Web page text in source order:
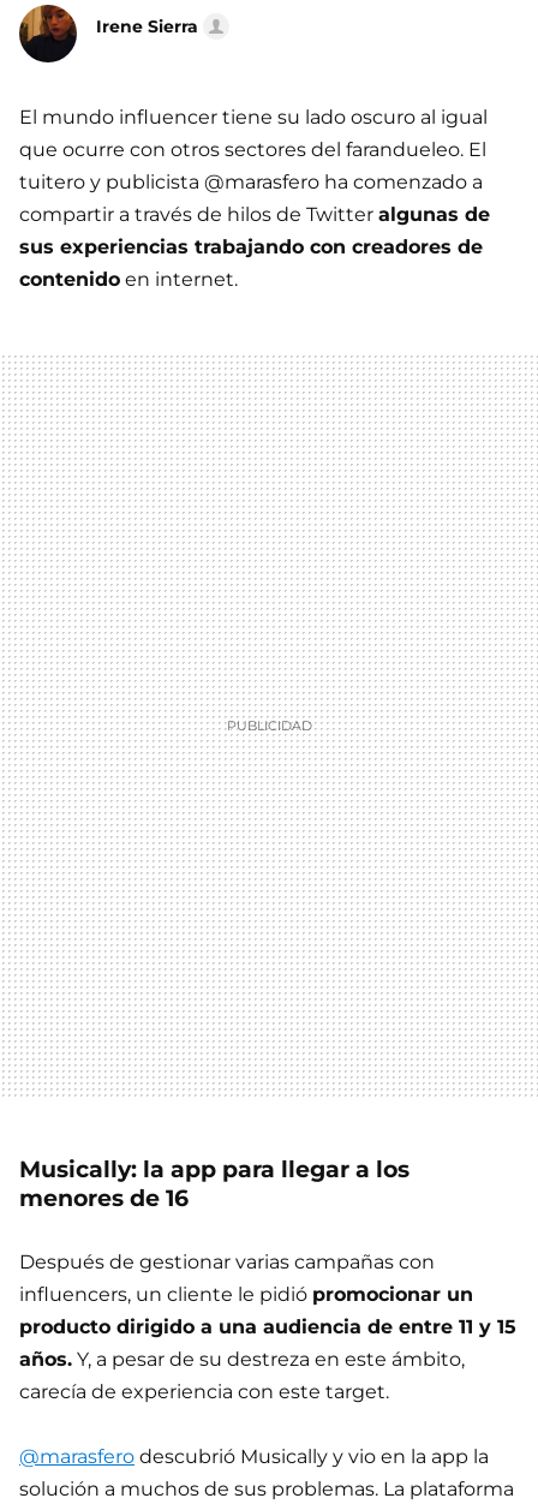
Irene Sierra
El mundo influencer tiene su lado oscuro al igual
que ocurre con otros sectores del farandueleo. El
tuitero y publicista @marasfero ha comenzado a
compartir a través de hilos de Twitter algunas de
sus experiencias trabajando con creadores de
contenido en internet.
Musically: la app para llegar a los
menores de 16
Después de gestionar varias campañas con
influencers, un cliente le pidió promocionar un
producto dirigido a una audiencia de entre 11 y 15
años. Y, a pesar de su destreza en este ámbito,
carecía de experiencia con este target.
@marasfero descubrió Musically y vio en la app la
solución a muchos de sus problemas. La plataforma